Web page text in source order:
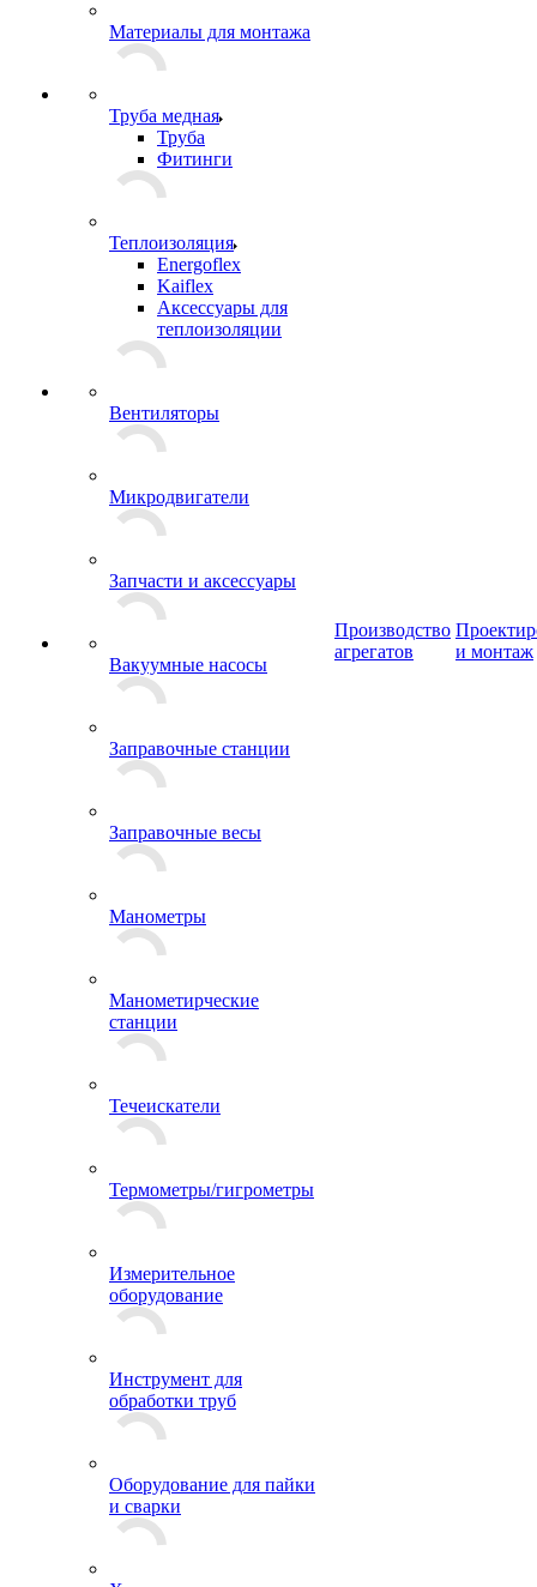
Материалы для монтажа
Труба медная
Труба
Фитинги
Теплоизоляция
Energoflex
Kaiflex
Аксессуары для
теплоизоляции
Вентиляторы
Микродвигатели
Запчасти и аксессуары
Вакуумные насосы
Заправочные станции
Заправочные весы
Манометры
Манометирческие
станции
Течеискатели
Термометры/гигрометры
Измерительное
оборудование
Инструмент для
обработки труб
Оборудование для пайки
и сварки
Производство
агрегатов
и монтаж